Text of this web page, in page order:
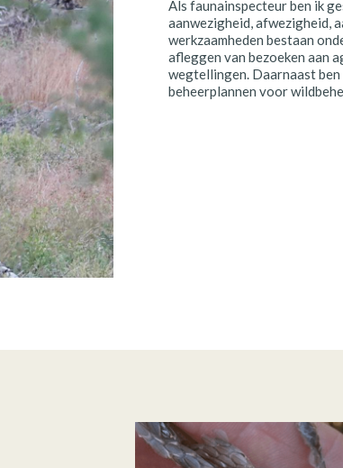
Als faunainspecteur ben ik
aanwezigheid, afwezigheid,
werkzaamheden bestaan
afleggen van bezoeken aan
wegtellingen. Daarnaast
beheerplannen voor